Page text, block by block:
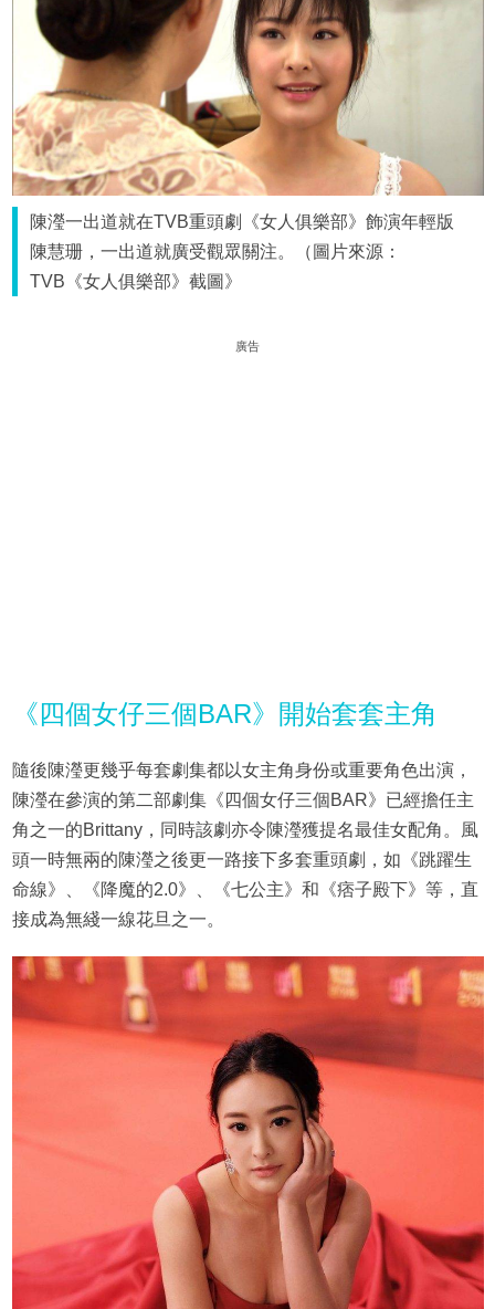
陳瀅一出道就在TVB重頭劇《女人俱樂部》飾演年輕版
陳慧珊，一出道就廣受觀眾關注。（圖片來源：
TVB《女人俱樂部》截圖》
廣告
《四個女仔三個BAR》開始套套主角
隨後陳瀅更幾乎每套劇集都以女主角身份或重要角色出演，
陳瀅在參演的第二部劇集《四個女仔三個BAR》已經擔任主
角之一的Brittany，同時該劇亦令陳瀅獲提名最佳女配角。風
頭一時無兩的陳瀅之後更一路接下多套重頭劇，如《跳躍生
命線》、《降魔的2.0》、《七公主》和《痞子殿下》等，直
接成為無綫一線花旦之一。